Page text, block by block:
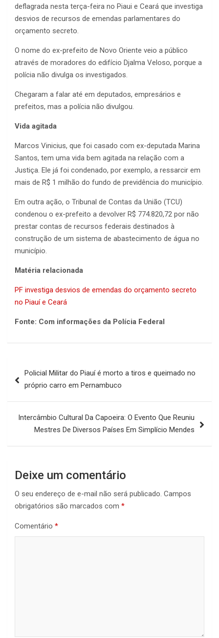
deflagrada nesta terça-feira no Piaui e Ceará que investiga
desvios de recursos de emendas parlamentares do
orçamento secreto.
O nome do ex-prefeito de Novo Oriente veio a público
através de moradores do edifício Djalma Veloso, porque a
polícia não divulga os investigados.
Chegaram a falar até em deputados, empresários e
prefeitos, mas a polícia não divulgou.
Vida agitada
Marcos Vinicius, que foi casado com ex-deputada Marina
Santos, tem uma vida bem agitada na relação com a
Justiça. Ele já foi condenado, por exemplo, a ressarcir em
mais de R$ 1 milhão do fundo de previdência do município.
Em outra ação, o Tribunal de Contas da União (TCU)
condenou o ex-prefeito a devolver R$ 774.820,72 por não
prestar contas de recursos federais destinados à
construção de um sistema de abastecimento de água no
município.
Matéria relacionada
PF investiga desvios de emendas do orçamento secreto
no Piauí e Ceará
Fonte: Com informações da Polícia Federal
de
Policial Militar do Piauí é morto a tiros e queimado no
próprio carro em Pernambuco
Intercâmbio Cultural Da Capoeira: O Evento Que Reuniu
Mestres De Diversos Países Em Simplício Mendes
Deixe um comentário
O seu endereço de e-mail não será publicado. Campos
obrigatórios são marcados com *
Comentário *